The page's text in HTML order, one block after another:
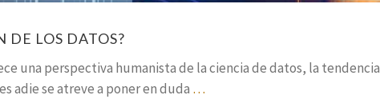
DE LOS DATOS?
una perspectiva humanista de la ciencia de datos, la tendencia
adie se atreve a poner en duda …